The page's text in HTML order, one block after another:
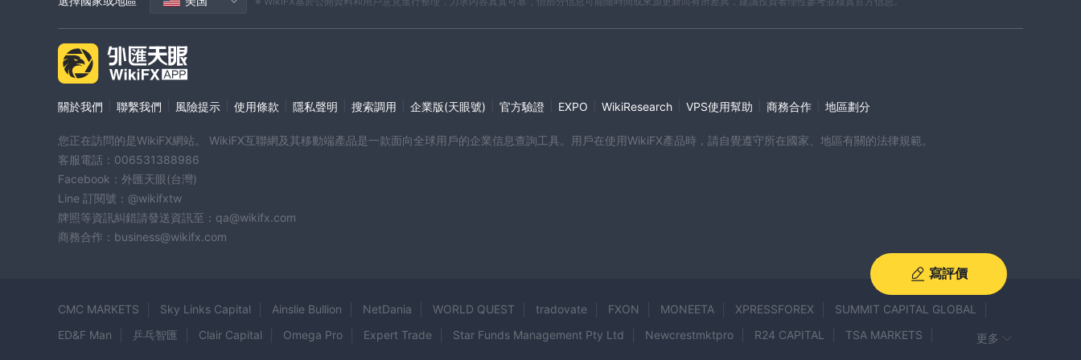
寫評價
關於我們 聯繫我們 風險提示 使用條款 隱私聲明 搜索調用 企業版(天眼號) 官方驗證 EXPO WikiResearch VPS使用幫助 商務合作 地區劃分
您正在訪問的是WikiFX網站。 WikiFX互聯網及其移動端產品是一款面向全球用戶的企業信息查詢工具。用戶在使用WikiFX產品時，請自覺遵守所在國家、地區有關的法律規範。
客服電話：006531388986
Facebook：外匯天眼(台灣)
Line 訂閱號：@wikifxtw
牌照等資訊糾錯請發送資訊至：qa@wikifx.com
商務合作：business@wikifx.com
CMC MARKETS Sky Links Capital Ainslie Bullion NetDania WORLD QUEST tradovate FXON MONEETA XPRESSFOREX
SUMMIT CAPITAL GLOBAL
ED&F Man
乒乓智匯 Clair Capital Omega Pro Expert Trade Star Funds Management Pty Ltd Newcrestmktpro R24 CAPITAL
TSA MARKETS
更多